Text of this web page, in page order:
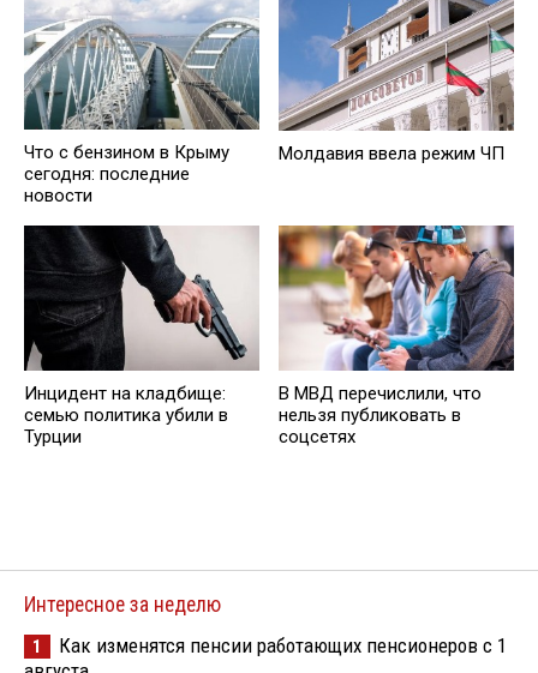
Что с бензином в Крыму
сегодня: последние
новости
Молдавия ввела режим ЧП
Инцидент на кладбище:
семью политика убили в
Турции
В МВД перечислили, что
нельзя публиковать в
соцсетях
Интересное за неделю
1
Как изменятся пенсии работающих пенсионеров с 1